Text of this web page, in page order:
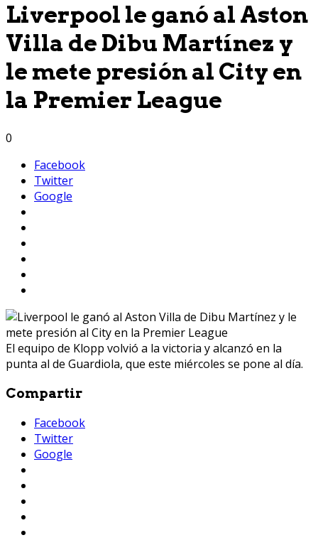
Liverpool le ganó al Aston
Villa de Dibu Martínez y
le mete presión al City en
la Premier League
0
Facebook
Twitter
Google
El equipo de Klopp volvió a la victoria y alcanzó en la
punta al de Guardiola, que este miércoles se pone al día.
Compartir
Facebook
Twitter
Google